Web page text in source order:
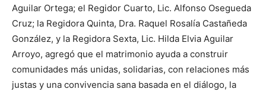
Aguilar Ortega; el Regidor Cuarto, Lic. Alfonso Osegueda
Cruz; la Regidora Quinta, Dra. Raquel Rosalía Castañeda
González, y la Regidora Sexta, Lic. Hilda Elvia Aguilar
Arroyo, agregó que el matrimonio ayuda a construir
comunidades más unidas, solidarias, con relaciones más
justas y una convivencia sana basada en el diálogo, la